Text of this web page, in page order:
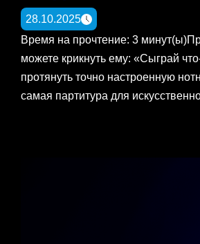
28.10.2025
Время на прочтение: 3
можете крикнуть ему: «Сыграй
протянуть точно настроенную
самая партитура для